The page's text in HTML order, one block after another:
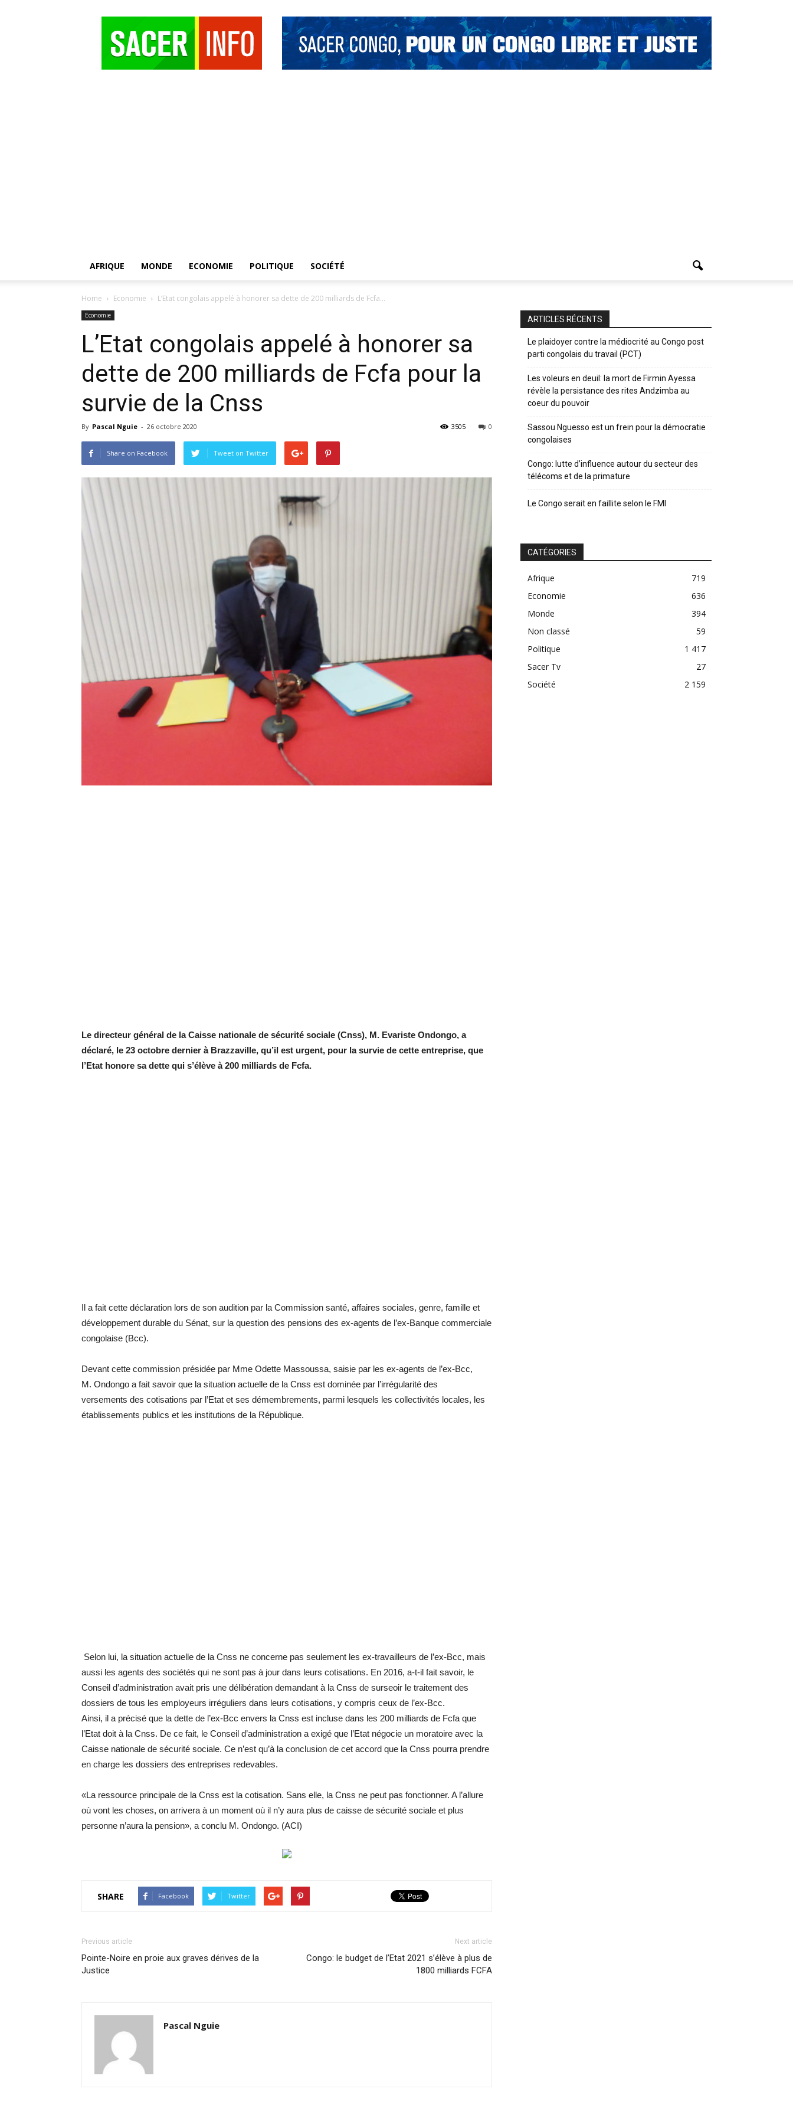
AFRIQUE MONDE ECONOMIE POLITIQUE SOCIÉTÉ
Home Economie L’Etat congolais appelé à honorer sa dette de 200 milliards de Fcfa...
Economie
L’Etat congolais appelé à honorer sa
dette de 200 milliards de Fcfa pour la
survie de la Cnss
By Pascal Nguie - 26 octobre 2020 0
3505
Share on Facebook Tweet on Twitter
Le directeur général de la Caisse nationale de sécurité sociale (Cnss), M. Evariste Ondongo, a
déclaré, le 23 octobre dernier à Brazzaville, qu’il est urgent, pour la survie de cette entreprise, que
l’Etat honore sa dette qui s’élève à 200 milliards de Fcfa.
Il a fait cette déclaration lors de son audition par la Commission santé, affaires sociales, genre, famille et
développement durable du Sénat, sur la question des pensions des ex-agents de l’ex-Banque commerciale
congolaise (Bcc).
Devant cette commission présidée par Mme Odette Massoussa, saisie par les ex-agents de l’ex-Bcc,
M. Ondongo a fait savoir que la situation actuelle de la Cnss est dominée par l’irrégularité des
versements des cotisations par l’Etat et ses démembrements, parmi lesquels les collectivités locales, les
établissements publics et les institutions de la République.
Selon lui, la situation actuelle de la Cnss ne concerne pas seulement les ex-travailleurs de l’ex-Bcc, mais
aussi les agents des sociétés qui ne sont pas à jour dans leurs cotisations. En 2016, a-t-il fait savoir, le
Conseil d’administration avait pris une délibération demandant à la Cnss de surseoir le traitement des
dossiers de tous les employeurs irréguliers dans leurs cotisations, y compris ceux de l’ex-Bcc.
Ainsi, il a précisé que la dette de l’ex-Bcc envers la Cnss est incluse dans les 200 milliards de Fcfa que
l’Etat doit à la Cnss. De ce fait, le Conseil d’administration a exigé que l’Etat négocie un moratoire avec la
Caisse nationale de sécurité sociale. Ce n’est qu’à la conclusion de cet accord que la Cnss pourra prendre
en charge les dossiers des entreprises redevables.
«La ressource principale de la Cnss est la cotisation. Sans elle, la Cnss ne peut pas fonctionner. A l’allure
où vont les choses, on arrivera à un moment où il n’y aura plus de caisse de sécurité sociale et plus
personne n’aura la pension», a conclu M. Ondongo. (ACI)
SHARE Facebook Twitter
Previous article
Pointe-Noire en proie aux graves dérives de la
Justice
Next article
Congo: le budget de l’Etat 2021 s’élève à plus de
1800 milliards FCFA
Pascal Nguie
ARTICLES RÉCENTS
Le plaidoyer contre la médiocrité au Congo post
parti congolais du travail (PCT)
Les voleurs en deuil: la mort de Firmin Ayessa
révèle la persistance des rites Andzimba au
coeur du pouvoir
Sassou Nguesso est un frein pour la démocratie
congolaises
Congo: lutte d’influence autour du secteur des
télécoms et de la primature
Le Congo serait en faillite selon le FMI
CATÉGORIES
Afrique
719
Economie
636
Monde
394
Non classé
59
Politique
1 417
Sacer Tv
27
Société
2 159